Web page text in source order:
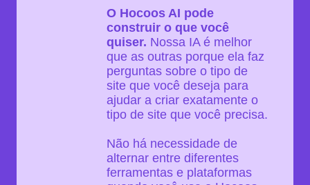
O Hocoos AI pode
construir o que você
quiser. Nossa IA é melhor
que as outras porque ela faz
perguntas sobre o tipo de
site que você deseja para
ajudar a criar exatamente o
tipo de site que você precisa.
Não há necessidade de
alternar entre diferentes
ferramentas e plataformas